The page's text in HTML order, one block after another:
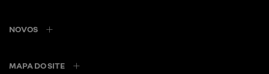
NOVOS
MAPA DO SITE